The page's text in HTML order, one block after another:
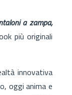
a zampa,
più originali
innovativa
oggi anima e